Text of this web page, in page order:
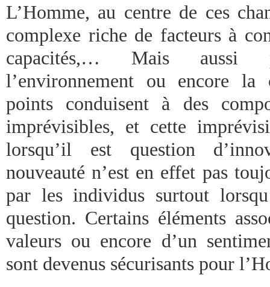
L’Homme, au centre de ces
complexe riche de facteurs à
capacités,… Mais aussi
l’environnement ou encore la
points conduisent à des
imprévisibles, et cette
lorsqu’il est question
nouveauté n’est en effet pas
par les individus surtout
question. Certains éléments
valeurs ou encore d’un
sont devenus sécurisants pour